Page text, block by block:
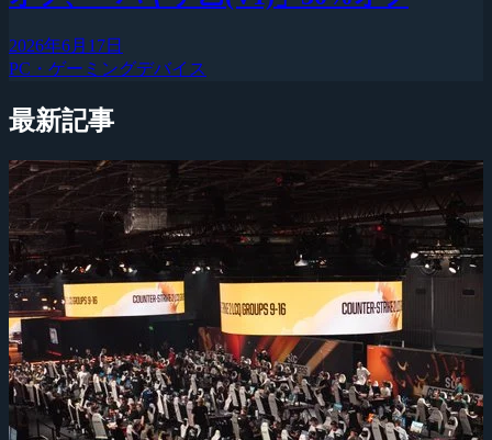
2026年6月17日
PC・ゲーミングデバイス
最新記事